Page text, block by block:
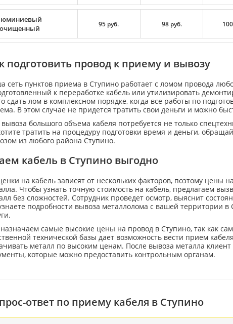
95 руб. 98 руб.
подготовить провод к приему и вывозу
сеть пунктов приема в Ступино работает с ломом провода
к переработке кабель или утилизировать
сдать лом в комплексном порядке, когда все работы по
В этом случае не придется тратить свои деньги и можно
большого объема кабеля потребуется не только
тратить на процедуру подготовки время и деньги,
из любого района Ступино.
кабель в Ступино выгодно
на кабель зависят от нескольких факторов, поэтому цены
Чтобы узнать точную стоимость на кабель, предлагаем
без сложностей. Сотрудник проведет осмотр, выяснит
подробности вывоза металлолома с вашей территории
самые высокие цены на провод в Ступино, так как
технической базы дает возможность вести прием
металл по высоким ценам. После вывоза металла
которые можно предоставить контрольным органам.
ответ по приему кабеля в Ступино